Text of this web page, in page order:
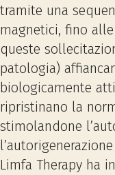
tramite una
magnetici, fino
queste
patologia)
biologicamente
ripristinano la
stimolandone
Limfa Therapy ha